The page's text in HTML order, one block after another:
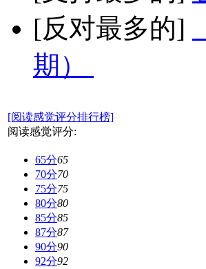
[反对最多的]
期）
[阅读感觉评分排行榜]
阅读感觉评分:
65分65
70分70
75分75
80分80
85分85
87分87
90分90
92分92